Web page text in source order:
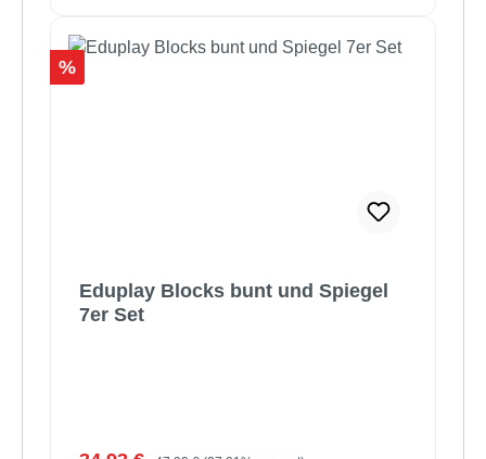
Rabatt
%
Eduplay Blocks bunt und Spiegel
7er Set
Regulärer Preis: